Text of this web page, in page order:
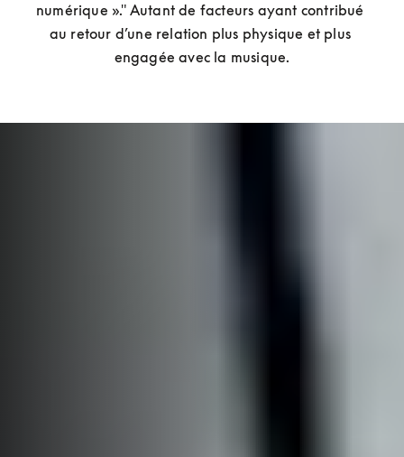
numérique »." Autant de facteurs ayant contribué
au retour d’une relation plus physique et plus
engagée avec la musique.